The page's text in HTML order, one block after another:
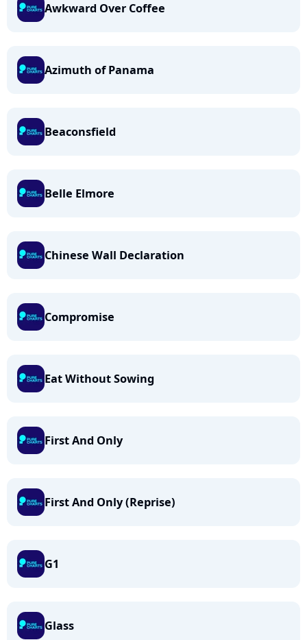
Awkward Over Coffee
Azimuth of Panama
Beaconsfield
Belle Elmore
Chinese Wall Declaration
Compromise
Eat Without Sowing
First And Only
First And Only (Reprise)
G1
Glass